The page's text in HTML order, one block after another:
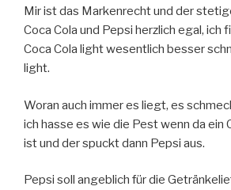
Du
dafür
trinken“
Mir ist das Markenrecht und der
Coca Cola und Pepsi herzlich egal, ich
Coca Cola light wesentlich besser
light.
Woran auch immer es liegt, es
ich hasse es wie die Pest wenn da ein
ist und der spuckt dann Pepsi aus.
Pepsi soll angeblich für die